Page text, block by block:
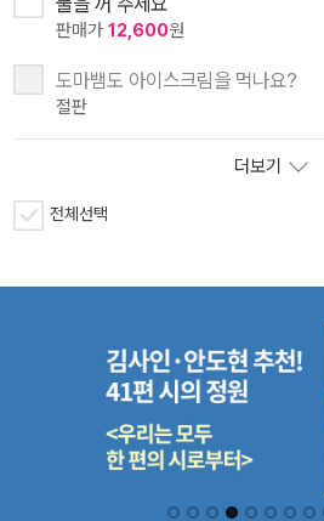
판매가 12,600원
도마뱀도 아이스크림을 먹나요?
절판
더보기
전체선택